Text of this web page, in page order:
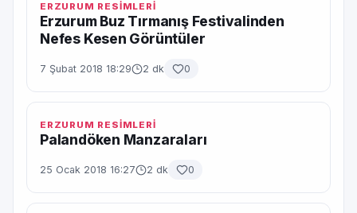
ERZURUM RESİMLERİ
Erzurum Buz Tırmanış Festivalinden
Nefes Kesen Görüntüler
7 Şubat 2018 18:29 2 dk 0
ERZURUM RESİMLERİ
Palandöken Manzaraları
25 Ocak 2018 16:27 2 dk 0